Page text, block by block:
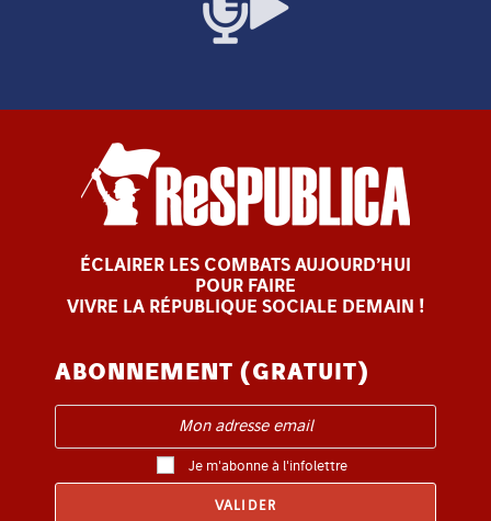
ÉCLAIRER LES COMBATS AUJOURD’HUI
POUR FAIRE
VIVRE LA RÉPUBLIQUE SOCIALE DEMAIN !
ABONNEMENT (GRATUIT)
Je m'abonne à l'infolettre